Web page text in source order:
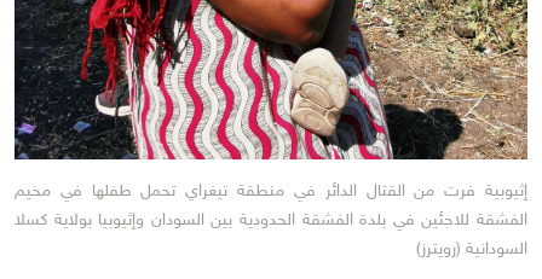
إثيوبية فرت من القتال الدائر في منطقة تيغراي تحمل طفلها في مخيم
الفشقة للاجئين في بلدة الفشقة الحدودية بين السودان وإثيوبيا بولاية كسلا
السودانية (رويترز)